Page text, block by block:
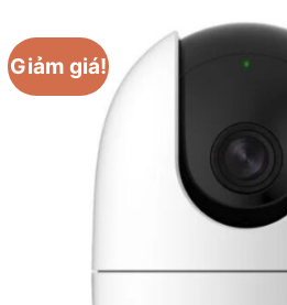
Giảm giá!